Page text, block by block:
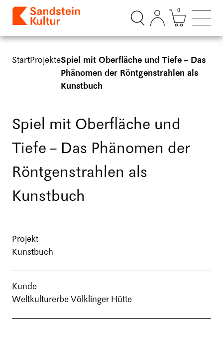
Suchdialog öffnen
Mini
0
StartProjekteSpiel mit Oberfläche und Tiefe – Das
Phänomen der Röntgenstrahlen als
Kunstbuch
Spiel mit Oberfläche und
Tiefe – Das Phänomen der
Röntgenstrahlen als
Kunstbuch
Projekt
Kunstbuch
Kunde
Weltkulturerbe Völklinger Hütte